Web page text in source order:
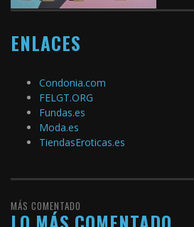
ENLACES
Condonia.com
FELGT.ORG
Fundas.es
Moda.es
TiendasEroticas.es
MÁS COMENTADO